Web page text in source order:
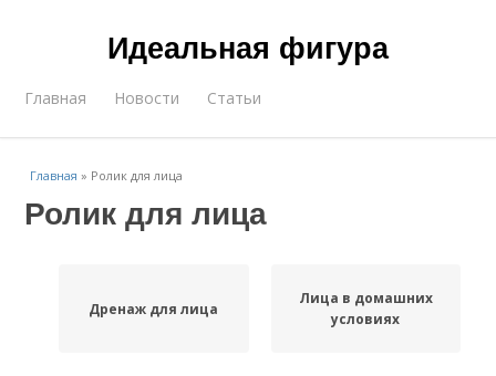
Идеальная фигура
Главная Новости Статьи
Главная » Ролик для лица
Ролик для лица
Дренаж для лица
Лица в домашних
условиях